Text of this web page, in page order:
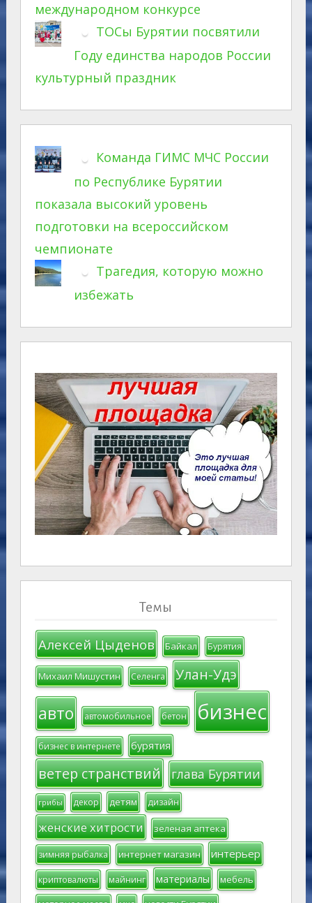
международном конкурсе
ТОСы Бурятии посвятили
Году единства народов России
культурный праздник
Команда ГИМС МЧС России
по Республике Бурятии
показала высокий уровень
подготовки на всероссийском
чемпионате
Трагедия, которую можно
избежать
Темы
Алексей Цыденов Байкал Бурятия
Михаил Мишустин Селенга Улан-Удэ
авто автомобильное бетон бизнес
бизнес в интернете бурятия
ветер странствий глава Бурятии
грибы декор детям дизайн
женские хитрости зеленая аптека
зимняя рыбалка интернет магазин интерьер
криптовалюты майнинг материалы мебель